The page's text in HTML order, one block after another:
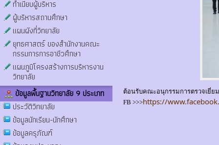
ทำเนียบผู้บริหาร
ผู้บริหารสถานศึกษา
แผนผังที่วิทยาลัย
ยุทธศาสตร์ ของสำนักงานคณะ
กรรมการการอาชีวศึกษา
แผนภูมิโครงสร้างการบริหารงาน
วิทยาลัย
ข้อมูลพื้นฐานวิทยาลัย 9 ประเภท
ประวัติวิทยาลัย
ข้อมูลนักเรียน-นักศึกษา
ข้อมูลครุภัณฑ์
ต้อนรับคณะอนุกรรมการตรวจเยี่ยม
FB >>>https://